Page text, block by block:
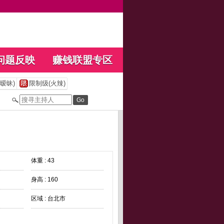
题反映 赚钱联盟专区
昧) 限制级(火辣)
体重 : 43
身高 : 160
区域 : 台北市